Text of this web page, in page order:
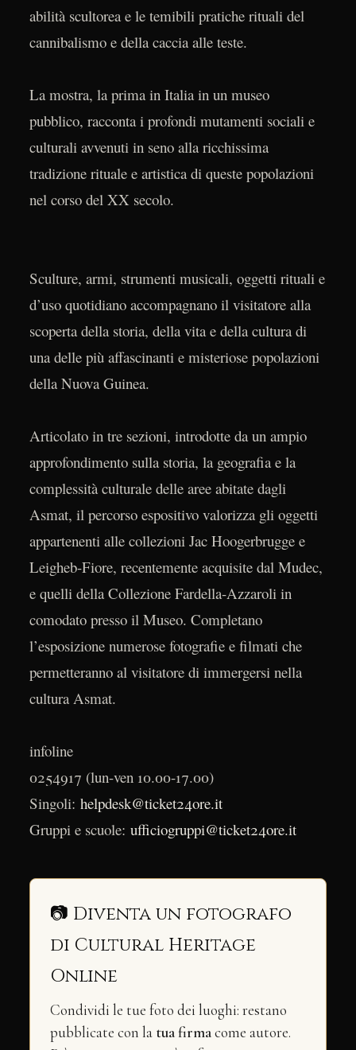
abilità scultorea e le temibili pratiche rituali del
cannibalismo e della caccia alle teste.
La mostra, la prima in Italia in un museo
pubblico, racconta i profondi mutamenti sociali e
culturali avvenuti in seno alla ricchissima
tradizione rituale e artistica di queste popolazioni
nel corso del XX secolo.
Sculture, armi, strumenti musicali, oggetti rituali e
d’uso quotidiano accompagnano il visitatore alla
scoperta della storia, della vita e della cultura di
una delle più affascinanti e misteriose popolazioni
della Nuova Guinea.
Articolato in tre sezioni, introdotte da un ampio
approfondimento sulla storia, la geografia e la
complessità culturale delle aree abitate dagli
Asmat, il percorso espositivo valorizza gli oggetti
appartenenti alle collezioni Jac Hoogerbrugge e
Leigheb-Fiore, recentemente acquisite dal Mudec,
e quelli della Collezione Fardella-Azzaroli in
comodato presso il Museo. Completano
l’esposizione numerose fotografie e filmati che
permetteranno al visitatore di immergersi nella
cultura Asmat.
infoline
0254917 (lun-ven 10.00-17.00)
Singoli: helpdesk@ticket24ore.it
Gruppi e scuole: ufficiogruppi@ticket24ore.it
📷 Diventa un fotografo
di Cultural Heritage
Online
Condividi le tue foto dei luoghi: restano
pubblicate con la tua firmacome autore.